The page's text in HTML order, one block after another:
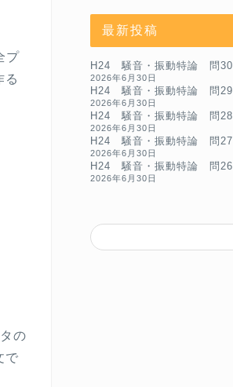
プ
る
の
で
最新投稿
H24 騒音・振動特論 問30
2026年6月30日
H24 騒音・振動特論 問29
2026年6月30日
H24 騒音・振動特論 問28
2026年6月30日
H24 騒音・振動特論 問27
2026年6月30日
H24 騒音・振動特論 問26
2026年6月30日